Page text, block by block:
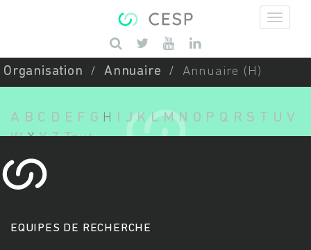
Saisissez vos mots-clés
Organisation Annuaire Annuaire (H)
A B C D E F G H J K L M N O P Q R S T U V
W X Y Z Tout
EQUIPES DE RECHERCHE